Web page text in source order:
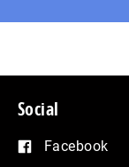
Social
Facebook